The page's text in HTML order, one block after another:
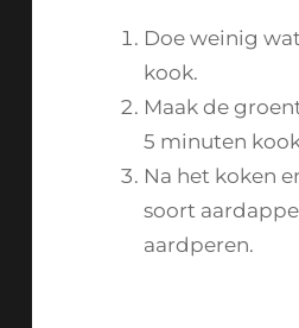
Doe weinig
kook.
Maak de
5 minuten
Na het koken
soort
aardperen.